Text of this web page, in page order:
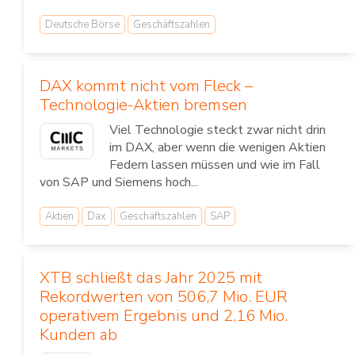
Deutsche Börse Geschäftszahlen
DAX kommt nicht vom Fleck –
Technologie-Aktien bremsen
Viel Technologie steckt zwar nicht drin
im DAX, aber wenn die wenigen Aktien
Federn lassen müssen und wie im Fall
von SAP und Siemens hoch...
Aktien Dax Geschäftszahlen SAP
XTB schließt das Jahr 2025 mit
Rekordwerten von 506,7 Mio. EUR
operativem Ergebnis und 2,16 Mio.
Kunden ab